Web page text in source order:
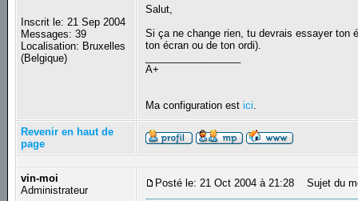
Inscrit le: 21 Sep 2004
Messages: 39
Localisation: Bruxelles
(Belgique)
Salut,
Si ça ne change rien, tu devrais essayer ton
ton écran ou de ton ordi).
A+
Ma configuration estici.
Revenir en haut de
page
vin-moi
Administrateur
Posté le: 21 Oct 2004 à 21:28 Sujet du